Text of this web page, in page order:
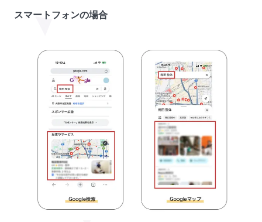
スマートフォンの場合